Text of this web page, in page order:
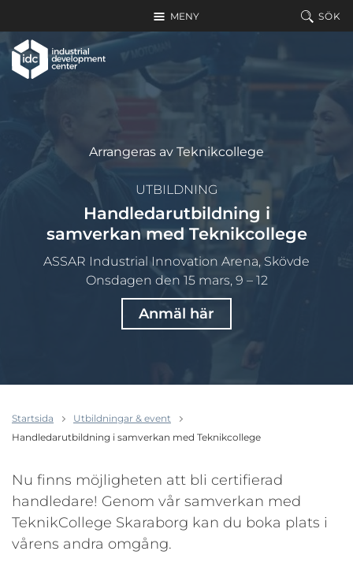
MENY SÖK
Arrangeras av Teknikcollege
UTBILDNING
Handledarutbildning i
samverkan med Teknikcollege
ASSAR Industrial Innovation Arena, Skövde
Onsdagen den 15 mars, 9 – 12
Anmäl här
Startsida
Utbildningar & event
Handledarutbildning i samverkan med Teknikcollege
Nu finns möjligheten att bli certifierad
handledare! Genom vår samverkan med
TeknikCollege Skaraborg kan du boka plats i
vårens andra omgång.